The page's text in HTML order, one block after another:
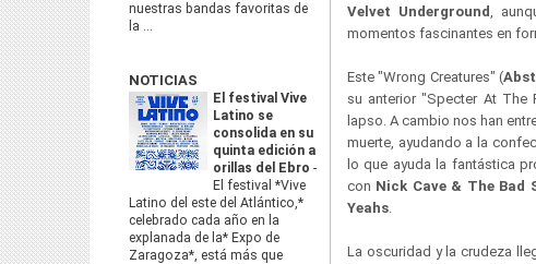
nuestras bandas favoritas de
la ...
NOTICIAS
El festival Vive
Latino se
consolida en su
quinta edición a
orillas del Ebro -
El festival *Vive
Latino del este del Atlántico,*
celebrado cada año en la
explanada de la* Expo de
Zaragoza*, está más que
Velvet Underground,
momentos fascinantes en
Este "Wrong Creatures" (
su anterior "Specter At The
lapso. A cambio nos han
muerte, ayudando a la
lo que ayuda la fantástica
con Nick Cave & The Bad
Yeahs.
La oscuridad y la crudeza